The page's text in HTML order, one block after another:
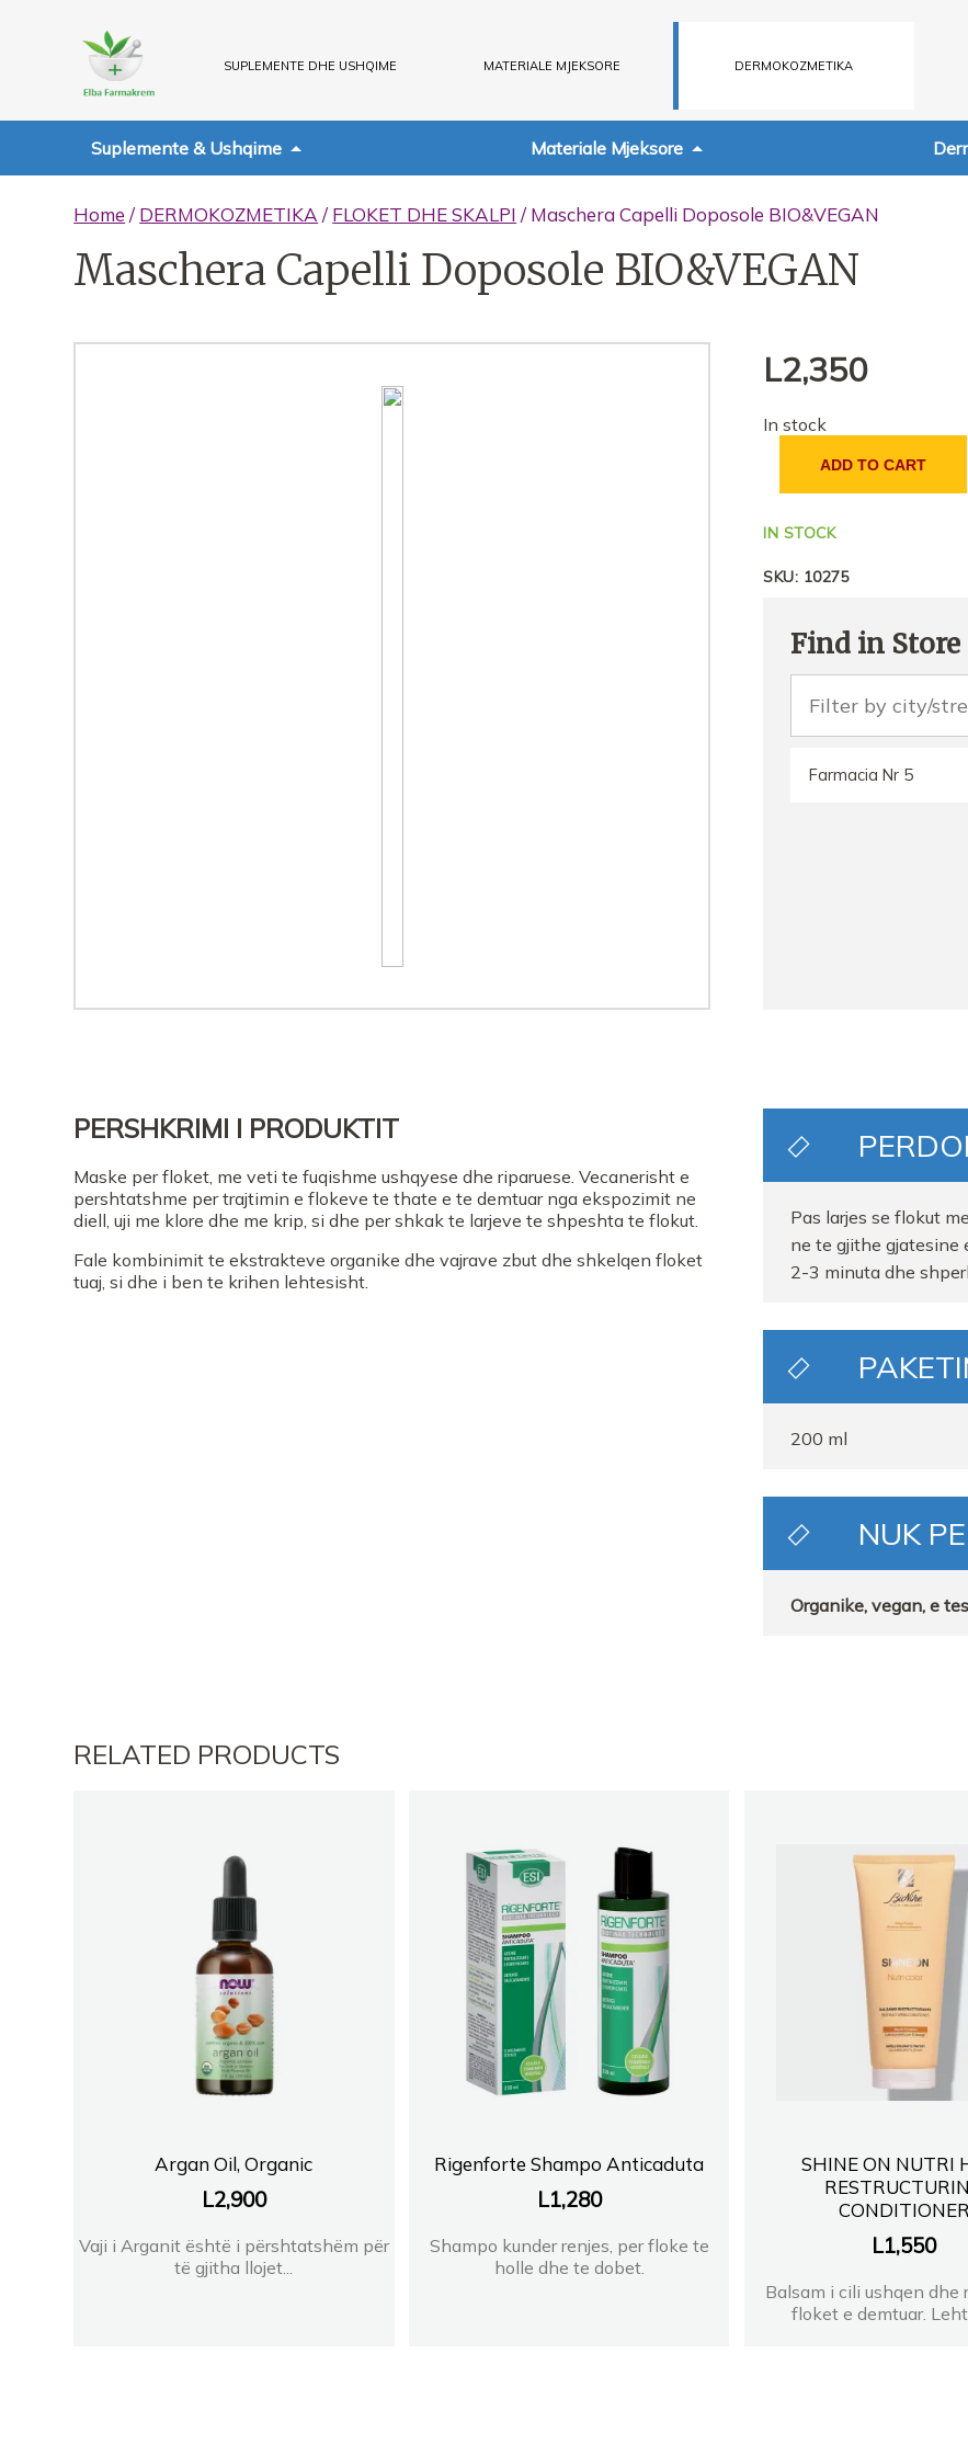
SUPLEMENTE DHE USHQIME MATERIALE MJEKSORE DERMOKOZMETIKA
Suplemente & Ushqime Materiale Mjeksore
Home / DERMOKOZMETIKA / FLOKET DHE SKALPI / Maschera Capelli Doposole BIO&VEGAN
Maschera Capelli Doposole BIO&VEGAN
L2,350
In stock
ADD TO CART
IN STOCK
SKU: 10275
Find in Store
Farmacia Nr 5
PERSHKRIMI I PRODUKTIT
Maske per floket, me veti te fuqishme ushqyese dhe riparuese. Vecanerisht e
pershtatshme per trajtimin e flokeve te thate e te demtuar nga ekspozimit ne
diell, uji me klore dhe me krip, si dhe per shkak te larjeve te shpeshta te flokut.
Fale kombinimit te ekstrakteve organike dhe vajrave zbut dhe shkelqen floket
tuaj, si dhe i ben te krihen lehtesisht.
Pas larjes se flokut
ne te gjithe gjatesine
2-3 minuta dhe
200 ml
NUK
Organike, vegan, e
RELATED PRODUCTS
Argan Oil, Organic
L2,900
Vaji i Arganit është i përshtatshëm për
të gjitha llojet...
Rigenforte Shampo Anticaduta
L1,280
Shampo kunder renjes, per floke te
holle dhe te dobet.
SHINE ON NUTRI
CONDITIONER
L1,550
Balsam i cili ushqen dhe
floket e demtuar.